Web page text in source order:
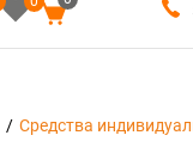
Средства